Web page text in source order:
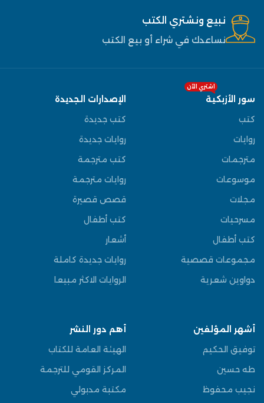
نبيع ونشتري الكتب
نساعدك في شراء أو بيع الكتب
سور الأزبكية
اشتري الآن
كتب
روايات
مترجمات
موسوعات
مجلات
مسرحيات
كتب أطفال
مجموعات قصصية
دواوين شعرية
الإصدارات الجديدة
كتب جديدة
روايات جديدة
كتب مترجمة
روايات مترجمة
قصص قصيرة
كتب أطفال
أشعار
روايات جديدة كاملة
الروايات الاكثر مبيعا
أشهر المؤلفين
توفيق الحكيم
طه حسين
نجيب محفوظ
أهم دور النشر
الهيئة العامة للكتاب
المركز القومي للترجمة
مكتبة مدبولي